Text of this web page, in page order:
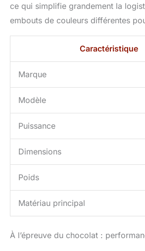
ce qui simplifie grandement la
embouts de couleurs différentes
Caractéristique
Marque
Modèle
Puissance
Dimensions
Poids
Matériau principal
À l’épreuve du chocolat :